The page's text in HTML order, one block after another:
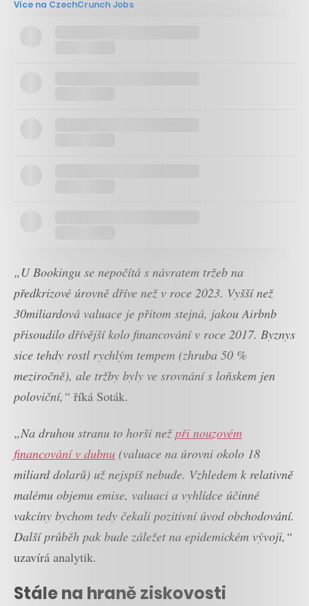
Více na CzechCrunch Jobs
„U Bookingu se nepočítá s návratem tržeb na
předkrizové úrovně dříve než v roce 2023. Vyšší než
30miliardová valuace je přitom stejná, jakou Airbnb
přisoudilo dřívější kolo financování v roce 2017. Byznys
sice tehdy rostl rychlým tempem (zhruba 50 %
meziročně), ale tržby byly ve srovnání s loňskem jen
poloviční,“ říká Soták.
„Na druhou stranu to horší než při nouzovém
financování v dubnu (valuace na úrovni okolo 18
miliard dolarů) už nejspíš nebude. Vzhledem k relativně
malému objemu emise, valuaci a vyhlídce účinné
vakcíny bychom tedy čekali pozitivní úvod obchodování.
Další průběh pak bude záležet na epidemickém vývoji,“
uzavírá analytik.
Stále na hraně ziskovosti